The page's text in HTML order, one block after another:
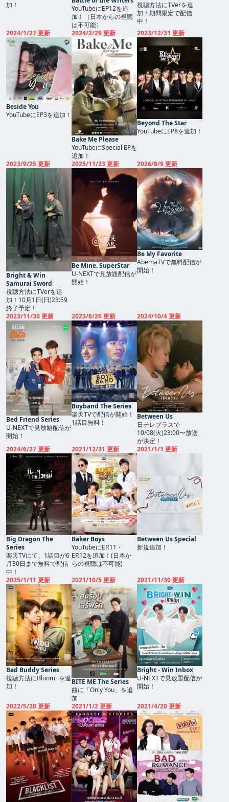
加！
YouTubeにEP12を追
加！（日本からの視聴
は不可能）
Saintインタビュー
視聴方法にTVerを追
加！期間限定で配信
中！
2024/1/27 更新
Beside You
YouTubeにEP3を追加！
2024/2/29 更新
Bake Me Please
YouTubeにSpecial EPを
追加！
2023/12/31 更新
Beyond The Star
YouTubeにEP8を追加！
2023/9/25 更新
Bright & Win
Samurai Sword
視聴方法にTVerを追
加！10月1日(日)23:59
終了予定！
2025/11/23 更新
Be Mine. SuperStar
U-NEXTで見放題配信が
開始！
2026/8/9 更新
Be My Favorite
AbemaTVで無料配信が
開始！
2023/11/30 更新
Bed Friend Series
U-NEXTで見放題配信が
開始！
2023/8/26 更新
Boyband The Series
楽天TVで配信が開始！
1話目無料！
2024/10/4 更新
Between Us
日テレプラスで
10/08(火)23:00〜放送
が決定！
2024/6/27 更新
Big Dragon The
Series
楽天TVにて、1話目が6
月30日まで無料で配信
中！
2021/12/31 更新
Baker Boys
YouTubeにEP.11・
EP.12を追加！(日本か
らの視聴は不可能)
2021/1/1 更新
Between Us Special
新規追加！
2025/1/11 更新
Bad Buddy Series
視聴方法にBloom+を追
加！
2021/10/5 更新
BITE ME The Series
曲に「Only You」を追
加
2021/11/30 更新
Bright - Win Inbox
U-NEXTで見放題配信が
開始！
2022/5/20 更新 2021/1/2 更新 2021/4/20 更新